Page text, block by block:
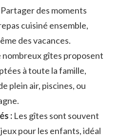
des moments
cuisiné ensemble,
des vacances.
gîtes proposent
à toute la famille,
plein air, piscines, ou
:Les gîtes sont souvent
pour les enfants, idéal